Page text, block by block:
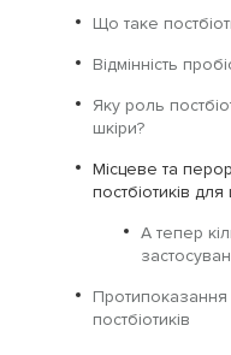
Що таке
Відмінність
Яку роль
шкіри?
Місцеве та
постбіотиків для
А тепер
постбіотиків